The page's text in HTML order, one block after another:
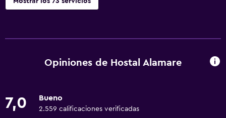
Wifi gratis
Toallas
Opiniones de Hostal Alamare
7,0 Bueno
2.559 calificaciones verificadas